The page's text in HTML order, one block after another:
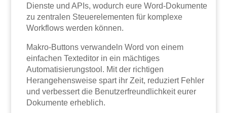
Dienste und APIs, wodurch eure Word-Dokumente
zu zentralen Steuerelementen für komplexe
Workflows werden können.
Makro-Buttons verwandeln Word von einem
einfachen Texteditor in ein mächtiges
Automatisierungstool. Mit der richtigen
Herangehensweise spart ihr Zeit, reduziert Fehler
und verbessert die Benutzerfreundlichkeit eurer
Dokumente erheblich.